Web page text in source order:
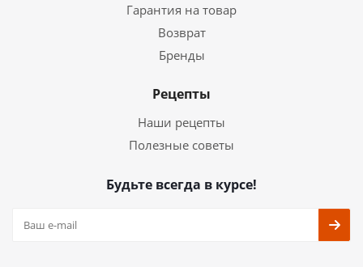
Гарантия на товар
Возврат
Бренды
Рецепты
Наши рецепты
Полезные советы
Будьте всегда в курсе!